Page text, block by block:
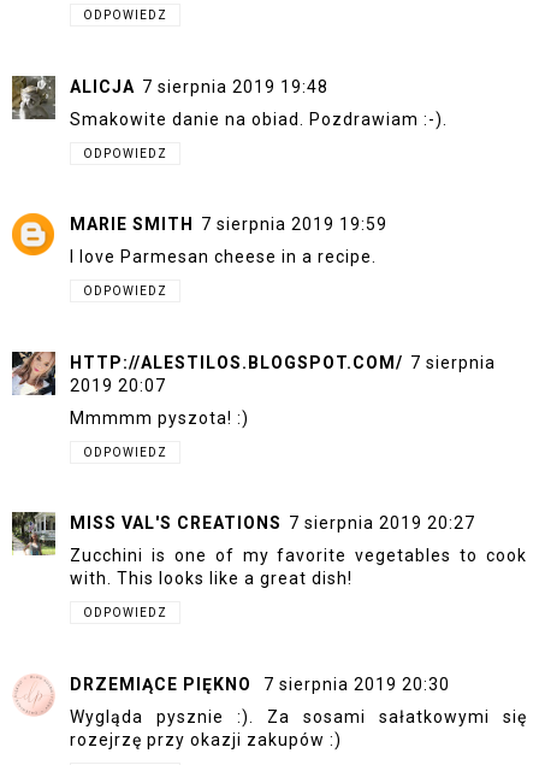
ODPOWIEDZ
ALICJA 7 sierpnia 2019 19:48
Smakowite danie na obiad. Pozdrawiam :-).
ODPOWIEDZ
MARIE SMITH
7 sierpnia 2019 19:59
I love Parmesan cheese in a recipe.
ODPOWIEDZ
HTTP://ALESTILOS.BLOGSPOT.COM/ 7 sierpnia
2019 20:07
Mmmmm pyszota! :)
ODPOWIEDZ
MISS VAL'S CREATIONS 7 sierpnia 2019 20:27
Zucchini is one of my favorite vegetables to cook
with. This looks like a great dish!
ODPOWIEDZ
DRZEMIĄCE PIĘKNO
7 sierpnia 2019 20:30
Wygląda pysznie :). Za sosami sałatkowymi się
rozejrzę przy okazji zakupów :)